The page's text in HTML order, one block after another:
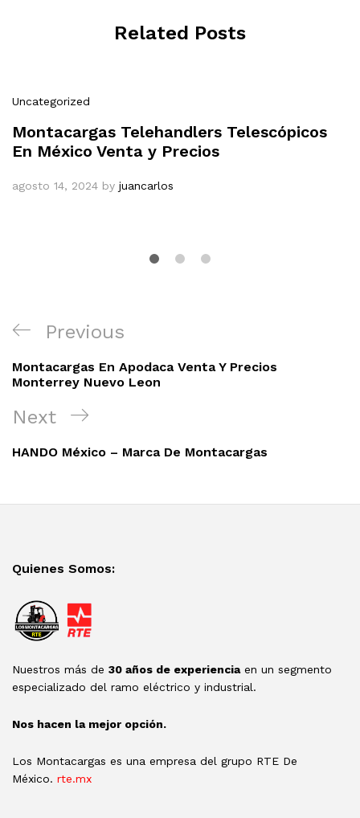
Related Posts
Uncategorized
Montacargas Telehandlers Telescópicos
En México Venta y Precios
agosto 14, 2024 by juancarlos
Navegación
entradas
Previous
Post
Previous
Montacargas En Apodaca Venta Y Precios
Monterrey Nuevo Leon
Next
Post
Next
HANDO México – Marca De Montacargas
Quienes Somos:
Nuestros más de 30 años de experienciaen un segmento
especializado del ramo eléctrico y industrial.
Nos hacen la mejor opción.
Los Montacargas es una empresa del grupo RTE De
México. rte.mx